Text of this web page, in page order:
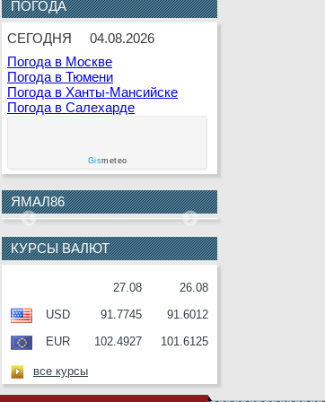
10
АВГУСТА
В.Ф.Гаращенко
10
АВГУСТА
В.И.Соболев
11
Е.О.Дремов
АВГУСТА
12
АВГУСТА
Г.С.Букринская
12
АВГУСТА
О.М.Серафин
В.И.Ульянов
13
АВГУСТА
А.П.Анисимов
14
АВГУСТА
О.И.Ракутько
ПОГОДА
СЕГОДНЯ
04.08.2026
Погода в Москве
Погода в Тюмени
Погода в Ханты-Мансийске
Погода в Салехарде
Gismeteo
ЯМАЛ86
КУРСЫ ВАЛЮТ
27.08 26.08
USD 91.7745 91.6012
EUR 102.4927 101.6125
все курсы